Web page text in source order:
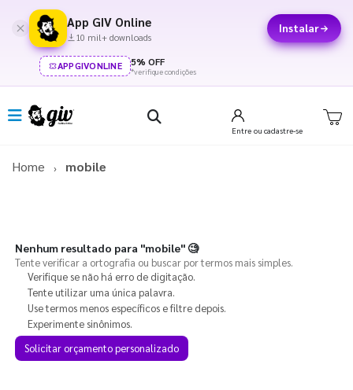
App GIV Online
10 mil+ downloads
Instalar
APPGIVONLINE 5% OFF
*verifique condições
Entre ou cadastre-se
Home mobile
Nenhum resultado para "mobile"🧐
Tente verificar a ortografia ou buscar por termos mais simples.
Verifique se não há erro de digitação.
Tente utilizar uma única palavra.
Use termos menos específicos e filtre depois.
Experimente sinônimos.
Solicitar orçamento personalizado